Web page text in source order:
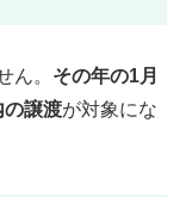
ん。 その年の1月
の譲渡が対象にな